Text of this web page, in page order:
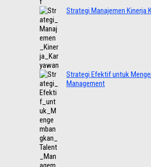
Strategi Manajemen Kinerja
Strategi Efektif untuk
Management